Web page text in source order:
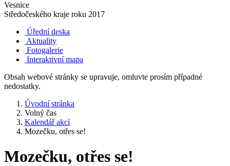
Vesnice
Středočeského kraje roku 2017
Úřední deska
Aktuality
Fotogalerie
Interaktivní mapa
Obsah webové stránky se upravuje, omluvte prosím případné
nedostatky.
Úvodní stránka
Volný čas
Kalendář akcí
Mozečku, otřes se!
Mozečku, otřes se!